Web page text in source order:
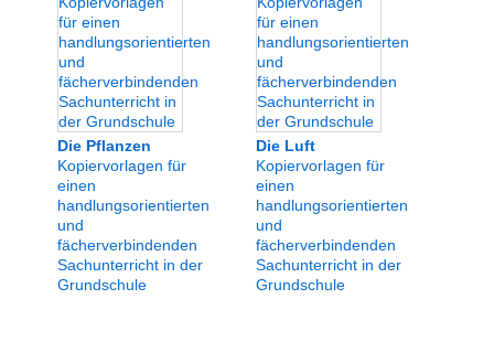
Die Pflanzen
Kopiervorlagen für
einen
handlungsorientierten
und
fächerverbindenden
Sachunterricht in der
Grundschule
Die Luft
Kopiervorlagen für
einen
handlungsorientierten
und
fächerverbindenden
Sachunterricht in der
Grundschule